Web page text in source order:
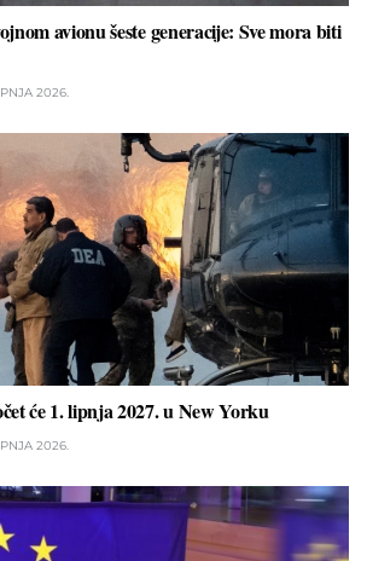
avionu šeste generacije: Sve mora biti
2026.
će 1. lipnja 2027. u New Yorku
2026.